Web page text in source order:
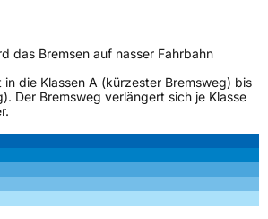
das Bremsen auf nasser Fahrbahn
in die Klassen A (kürzester Bremsweg) bis
Der Bremsweg verlängert sich je Klasse